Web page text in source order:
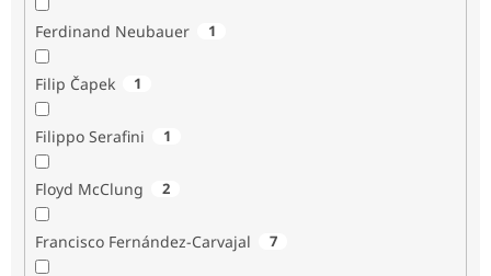
Ferdinand Neubauer 1
Filip Čapek 1
Filippo Serafini 1
Floyd McClung 2
Francisco Fernández-Carvajal 7